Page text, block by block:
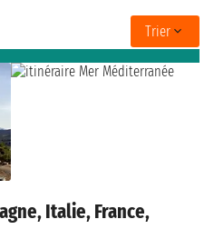
Trier
Italie, France,